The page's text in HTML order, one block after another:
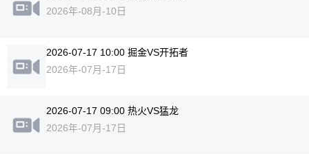
2026年-08月-10日
2026-07-17 10:00 掘金VS开拓者
2026年-07月-17日
2026-07-17 09:00 热火VS猛龙
2026年-07月-17日